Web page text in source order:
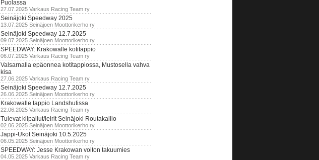
Puolassa
27.07.2025 Varkaus Racing Team ry
Seinäjoki Speedway 2025
13.07.2025 Seinäjoen Moottorikerho ry
Seinäjoki Speedway 12.7.2025
09.07.2025 Seinäjoen Moottorikerho ry
SPEEDWAY: Krakowalle kotitappio
06.07.2025 Varkaus Racing Team ry
Valsarnalla epäonnea kotitappiossa, Mustosella vahva
kisa
27.06.2025 Varkaus Racing Team ry
Seinäjoki Speedway 12.7.2025
26.06.2025 Seinäjoen Moottorikerho ry
Krakowalle tappio Landshutissa
22.06.2025 Varkaus Racing Team ry
Tulevat kilpailut/leirit Seinäjoki Routakallio
02.06.2025 Seinäjoen Moottorikerho ry
Jappi-Ukot Seinäjoki 10.5.2025
06.05.2025 Seinäjoen Moottorikerho ry
SPEEDWAY: Jesse Krakowan voiton takuumies
04.05.2025 Varkaus Racing Team ry